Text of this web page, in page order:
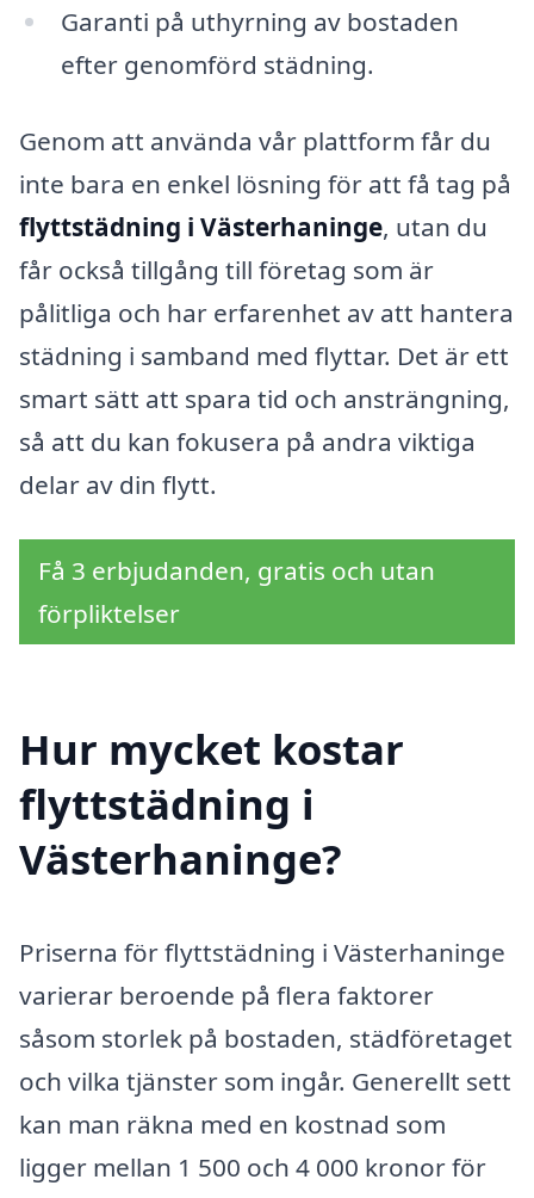
Garanti på uthyrning av bostaden
efter genomförd städning.
Genom att använda vår plattform får du
inte bara en enkel lösning för att få tag på
flyttstädning i Västerhaninge, utan du
får också tillgång till företag som är
pålitliga och har erfarenhet av att hantera
städning i samband med flyttar. Det är ett
smart sätt att spara tid och ansträngning,
så att du kan fokusera på andra viktiga
delar av din flytt.
Få 3 erbjudanden, gratis och utan
förpliktelser
Hur mycket kostar
flyttstädning i
Västerhaninge?
Priserna för flyttstädning i Västerhaninge
varierar beroende på flera faktorer
såsom storlek på bostaden, städföretaget
och vilka tjänster som ingår. Generellt sett
kan man räkna med en kostnad som
ligger mellan 1 500 och 4 000 kronor för